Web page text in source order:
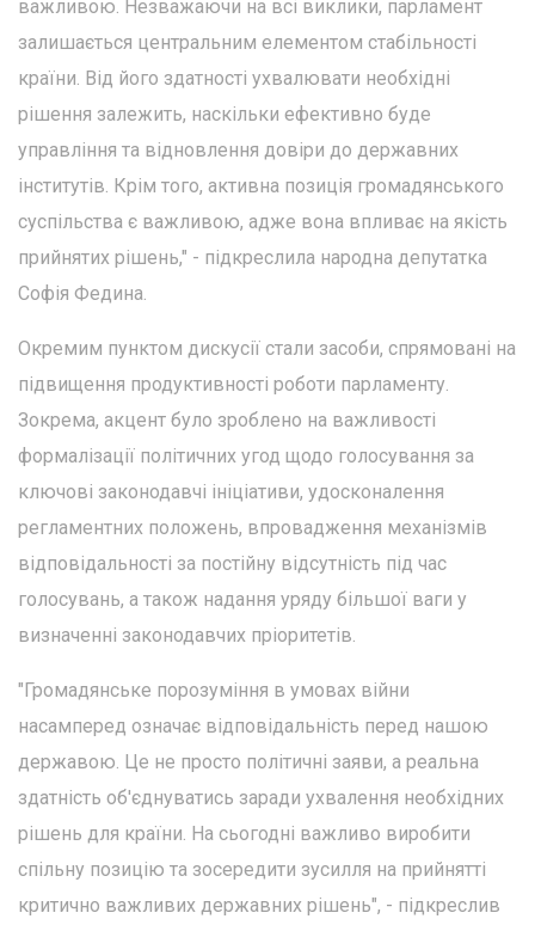
важливою. Незважаючи на всі виклики, парламент
залишається центральним елементом стабільності
країни. Від його здатності ухвалювати необхідні
рішення залежить, наскільки ефективно буде
управління та відновлення довіри до державних
інститутів. Крім того, активна позиція громадянського
суспільства є важливою, адже вона впливає на якість
прийнятих рішень," - підкреслила народна депутатка
Софія Федина.
Окремим пунктом дискусії стали засоби, спрямовані на
підвищення продуктивності роботи парламенту.
Зокрема, акцент було зроблено на важливості
формалізації політичних угод щодо голосування за
ключові законодавчі ініціативи, удосконалення
регламентних положень, впровадження механізмів
відповідальності за постійну відсутність під час
голосувань, а також надання уряду більшої ваги у
визначенні законодавчих пріоритетів.
"Громадянське порозуміння в умовах війни
насамперед означає відповідальність перед нашою
державою. Це не просто політичні заяви, а реальна
здатність об'єднуватись заради ухвалення необхідних
рішень для країни. На сьогодні важливо виробити
спільну позицію та зосередити зусилля на прийнятті
критично важливих державних рішень", - підкреслив